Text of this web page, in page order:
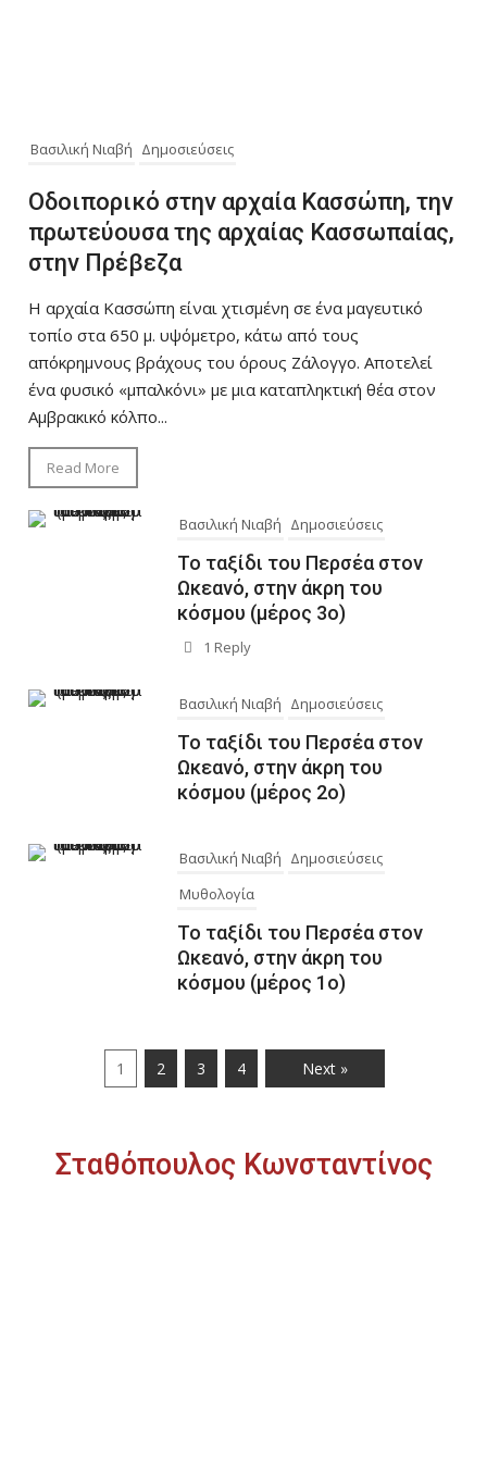
Βασιλική Νιαβή Δημοσιεύσεις
Οδοιπορικό στην αρχαία Κασσώπη, την
πρωτεύουσα της αρχαίας Κασσωπαίας,
στην Πρέβεζα
Η αρχαία Κασσώπη είναι χτισμένη σε ένα μαγευτικό
τοπίο στα 650 μ. υψόμετρο, κάτω από τους
απόκρημνους βράχους του όρους Ζάλογγο. Αποτελεί
ένα φυσικό «μπαλκόνι» με μια καταπληκτική θέα στον
Αμβρακικό κόλπο...
Read More
Βασιλική Νιαβή Δημοσιεύσεις
Το ταξίδι του Περσέα στον
Ωκεανό, στην άκρη του
κόσμου (μέρος 3ο)
1 Reply
Βασιλική Νιαβή Δημοσιεύσεις
Το ταξίδι του Περσέα στον
Ωκεανό, στην άκρη του
κόσμου (μέρος 2ο)
Βασιλική Νιαβή Δημοσιεύσεις
Μυθολογία
Το ταξίδι του Περσέα στον
Ωκεανό, στην άκρη του
κόσμου (μέρος 1ο)
1 2 3 4 Next »
Σταθόπουλος Κωνσταντίνος